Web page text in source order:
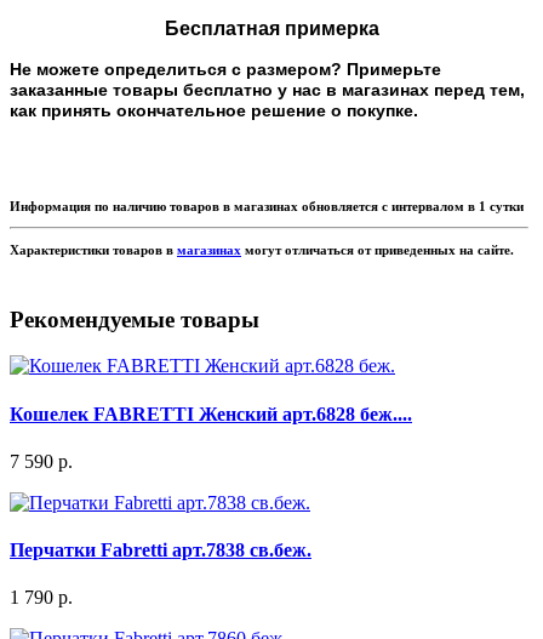
Бесплатная примерка
Не можете определиться с размером? Примерьте
заказанные товары бесплатно у нас в магазинах перед тем,
как принять окончательное решение о покупке.
Информация по наличию товаров в магазинах обновляется с интервалом в 1 сутки
Характеристики товаров в магазинах могут отличаться от приведенных на сайте.
Рекомендуемые товары
Кошелек FABRETTI Женский арт.6828 беж....
7 590 р.
Перчатки Fabretti арт.7838 св.беж.
1 790 р.